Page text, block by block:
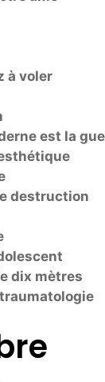
à voler
est la
destruction
dix mètres